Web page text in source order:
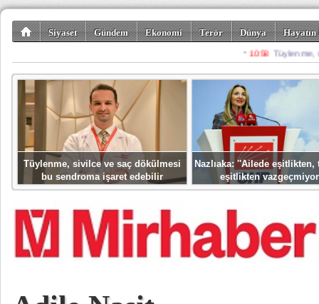
Siyaset Gündem Ekonomi Terör Dünya
Spor Misafir
Tüylenme, sivilce ve saç dökülmesi
bu sendroma işaret edebilir
Nazlıaka: ''Ailede eşitlikten,
eşitlikten